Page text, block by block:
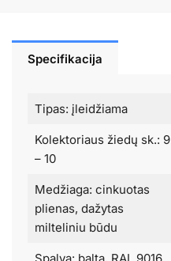
Specifikacija
Tipas: įleidžiama
Kolektoriaus žiedų sk.: 9
– 10
Medžiaga: cinkuotas
plienas, dažytas
milteliniu būdu